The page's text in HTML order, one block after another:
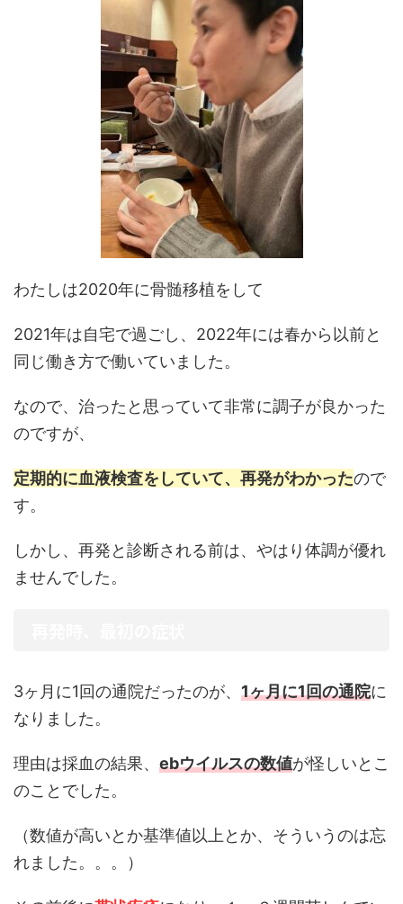
わたしは2020年に骨髄移植をして
2021年は自宅で過ごし、2022年には春から以前と
同じ働き方で働いていました。
なので、治ったと思っていて非常に調子が良かった
のですが、
定期的に血液検査をしていて、再発がわかったので
す。
しかし、再発と診断される前は、やはり体調が優れ
ませんでした。
3ヶ月に1回の通院だったのが、 1ヶ月に1回の通院に
なりました。
理由は採血の結果、 ebウイルスの数値が怪しいとこ
のことでした。
（数値が高いとか基準値以上とか、そういうのは忘
れました。。。）